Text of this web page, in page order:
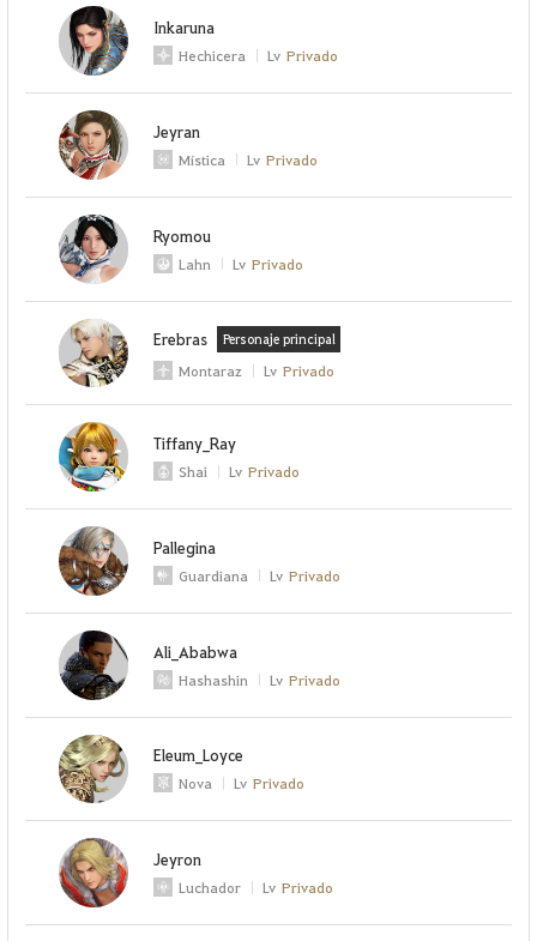
Inkaruna
Hechicera Lv Privado
Jeyran
Mística Lv Privado
Ryomou
Lahn Lv Privado
Erebras Personaje principal
Montaraz Lv Privado
Tiffany_Ray
Shai Lv Privado
Pallegina
Guardiana Lv Privado
Ali_Ababwa
Hashashin Lv Privado
Eleum_Loyce
Nova Lv Privado
Jeyron
Luchador Lv Privado